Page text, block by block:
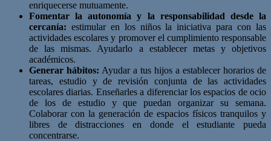
enriquecerse mutuamente.
Fomentar la autonomía y la responsabilidad desde la
cercanía: estimular en los niños la iniciativa para con las
actividades escolares y promover el cumplimiento responsable
de las mismas. Ayudarlo a establecer metas y objetivos
académicos.
Generar hábitos: Ayudar a tus hijos a establecer horarios de
tareas, estudio y de revisión conjunta de las actividades
escolares diarias. Enseñarles a diferenciar los espacios de ocio
de los de estudio y que puedan organizar su semana.
Colaborar con la generación de espacios físicos tranquilos y
libres de distracciones en donde el estudiante pueda
concentrarse.